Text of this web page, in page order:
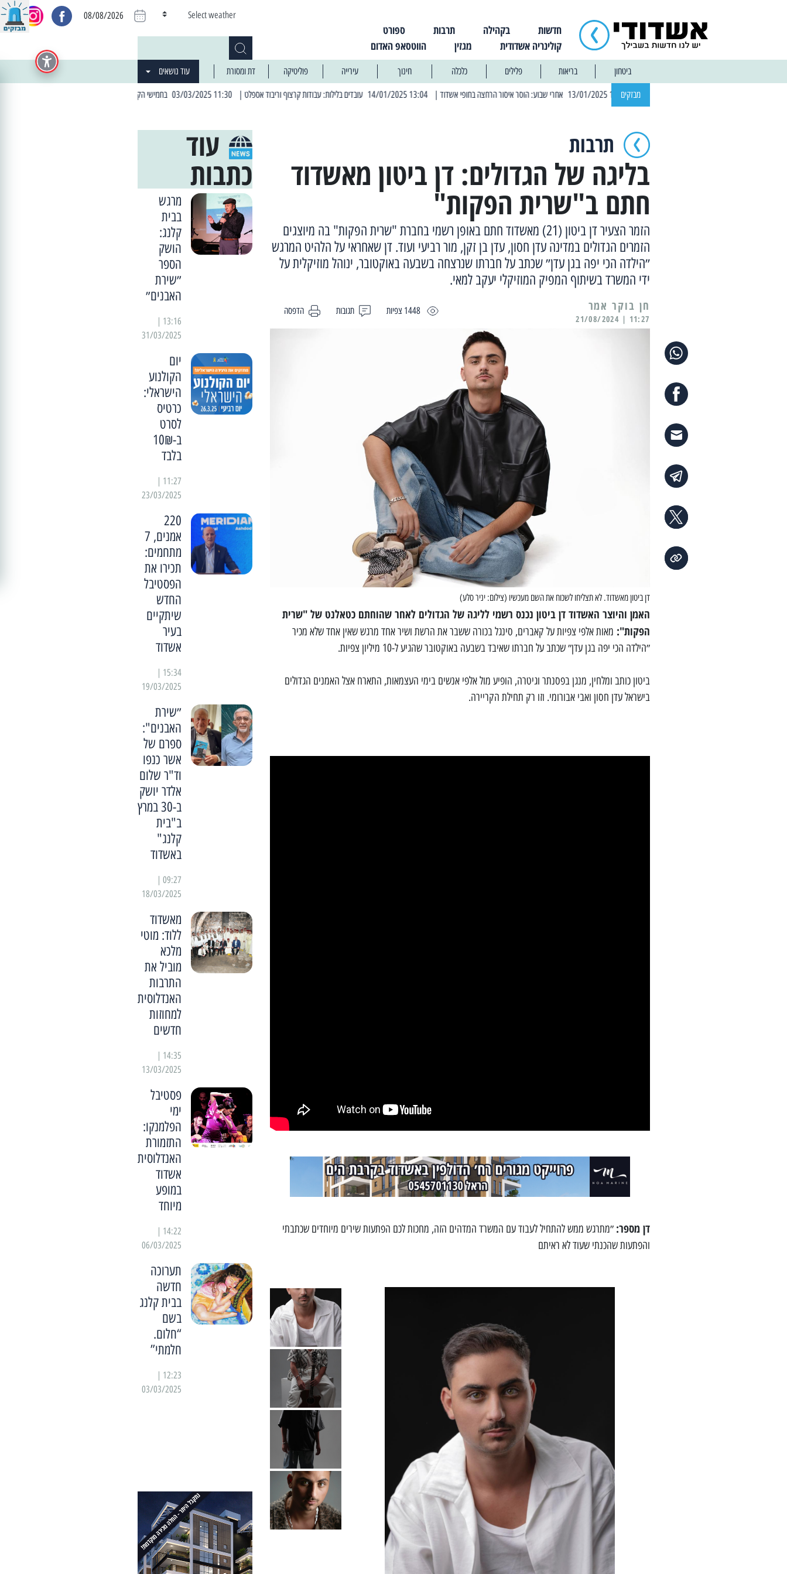
חדשות בקהילה תרבות
ספורט
קולינריה אשדודית
מגזין הווטסאפ האדום
Select weather
08/08/2026
ביטחון בריאות פלילים כלכלה חינוך עירייה פוליטיקה דת ומסורת עוד נושאים
מבזקים | 13:04 14/01/2025 עובדים בלילות: עבודות קרצוף וריבוד אספלט | 11:30 03/03/2025 בחמישי הקרוב: הרחובות בהם תהיה הפסקת חשמל יזומה
תרבות
בליגה של הגדולים: דן ביטון מאשדוד
חתם ב"שרית הפקות"
הזמר הצעיר דן ביטון (21) מאשדוד חתם באופן רשמי בחברת "שרית הפקות" בה מיוצגים
הזמרים הגדולים במדינה עדן חסון, עדן בן זקן, מור רביעי ועוד. דן שאחראי על הלהיט המרגש
״הילדה הכי יפה בגן עדן״ שכתב על חברתו שנרצחה בשבעה באוקטובר, ינוהל מוזיקלית על
ידי המשרד בשיתוף המפיק המוזיקלי יעקב למאי.
1448 צפיות תגובות הדפסה
11:27 | 21/08/2024
דן ביטון מאשדוד. לא תצליחו לשכוח את השם מעכשיו (צילום: יניר סלע)
האמן והיוצר האשדוד דן ביטון נכנס רשמי לליגה של הגדולים לאחר שהוחתם כטאלנט של "שרית
הפקות": מאות אלפי צפיות על קאברים, סינגל בכורה ששבר את הרשת ושיר אחד מרגש שאין אחד שלא מכיר
״הילדה הכי יפה בגן עדן״ שכתב על חברתו שאיבד בשבעה באוקטובר שהגיע ל-10 מיליון צפיות.
ביטון כותב ומלחין, מנגן בפסנתר וגיטרה, הופיע מול אלפי אנשים בימי העצמאות, התארח אצל האמנים הגדולים
בישראל עדן חסון ואבי אבורומי. וזו רק תחילת הקריירה.
דן מספר: ״מתרגש ממש להתחיל לעבוד עם המשרד המדהים הזה, מחכות לכם הפתעות שירים מיוחדים שכתבתי
והפתעות שהכנתי שעוד לא ראיתם
עוד
כתבות
מרגש
בבית
קלנג:
הושק
הספר
״שירת
האבנים״
31/03/2025
יום
הקולנוע
הישראלי:
כרטיס
לסרט
ב-10₪
בלבד
23/03/2025
220
אמנים, 7
מתחמים:
תכירו את
הפסטיבל
החדש
שיתקיים
בעיר
אשדוד
19/03/2025
״שירת
האבנים":
ספרם של
אשר כנפו
וד"ר שלום
אלדר יושק
ב-30 במרץ
ב"בית
קלנג"
באשדוד
18/03/2025
מאשדוד
ללוד: מוטי
מלכא
מוביל את
התרבות
האנדלוסית
למחוזות
חדשים
13/03/2025
פסטיבל
ימי
הפלמנקו:
התזמורת
האנדלוסית
אשדוד
במופע
מיוחד
06/03/2025
תערוכה
חדשה
בבית קלנג
בשם
“חלום.
חלמתי”
03/03/2025